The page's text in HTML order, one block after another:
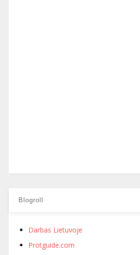
Blogroll
Darbas Lietuvoje
Protguide.com